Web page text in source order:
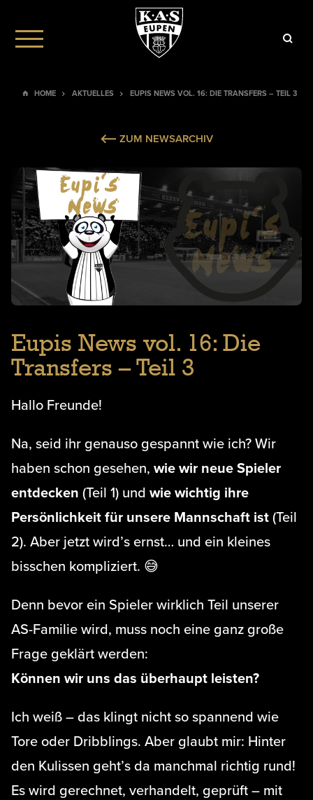
HOME AKTUELLES EUPIS NEWS VOL. 16: DIE TRANSFERS – TEIL 3
ZUM NEWSARCHIV
Eupis News vol. 16: Die
Transfers – Teil 3
Hallo Freunde!
Na, seid ihr genauso gespannt wie ich? Wir
haben schon gesehen, wie wir neue Spieler
entdecken (Teil 1) und wie wichtig ihre
Persönlichkeit für unsere Mannschaft ist (Teil
2). Aber jetzt wird’s ernst… und ein kleines
bisschen kompliziert. 😅
Denn bevor ein Spieler wirklich Teil unserer
AS-Familie wird, muss noch eine ganz große
Frage geklärt werden:
Können wir uns das überhaupt leisten?
Ich weiß – das klingt nicht so spannend wie
Tore oder Dribblings. Aber glaubt mir: Hinter
den Kulissen geht’s da manchmal richtig rund!
Es wird gerechnet, verhandelt, geprüft – mit